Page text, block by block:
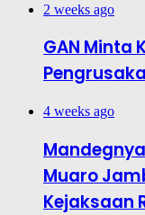
2 weeks ago
GAN Minta
4 weeks ago
Muaro
Kejaksaan